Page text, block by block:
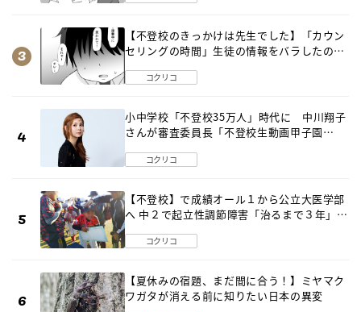
【不登校のきっかけは先生でした】「カウン
セリングの時間」生徒の情報をバラしたの
コクリコ
小中学校「不登校35万人」時代に 中川翔子
さんが審査委員長「不登校生動画甲子園
コクリコ
【不登校】で成績オール１から公立大医学部
へ 中２で起立性調節障害「治るまで３年」の
コクリコ
【夏休みの宿題、まだ間に合う！】ミヤマク
ワガタが消える前に知りたい日本の異変